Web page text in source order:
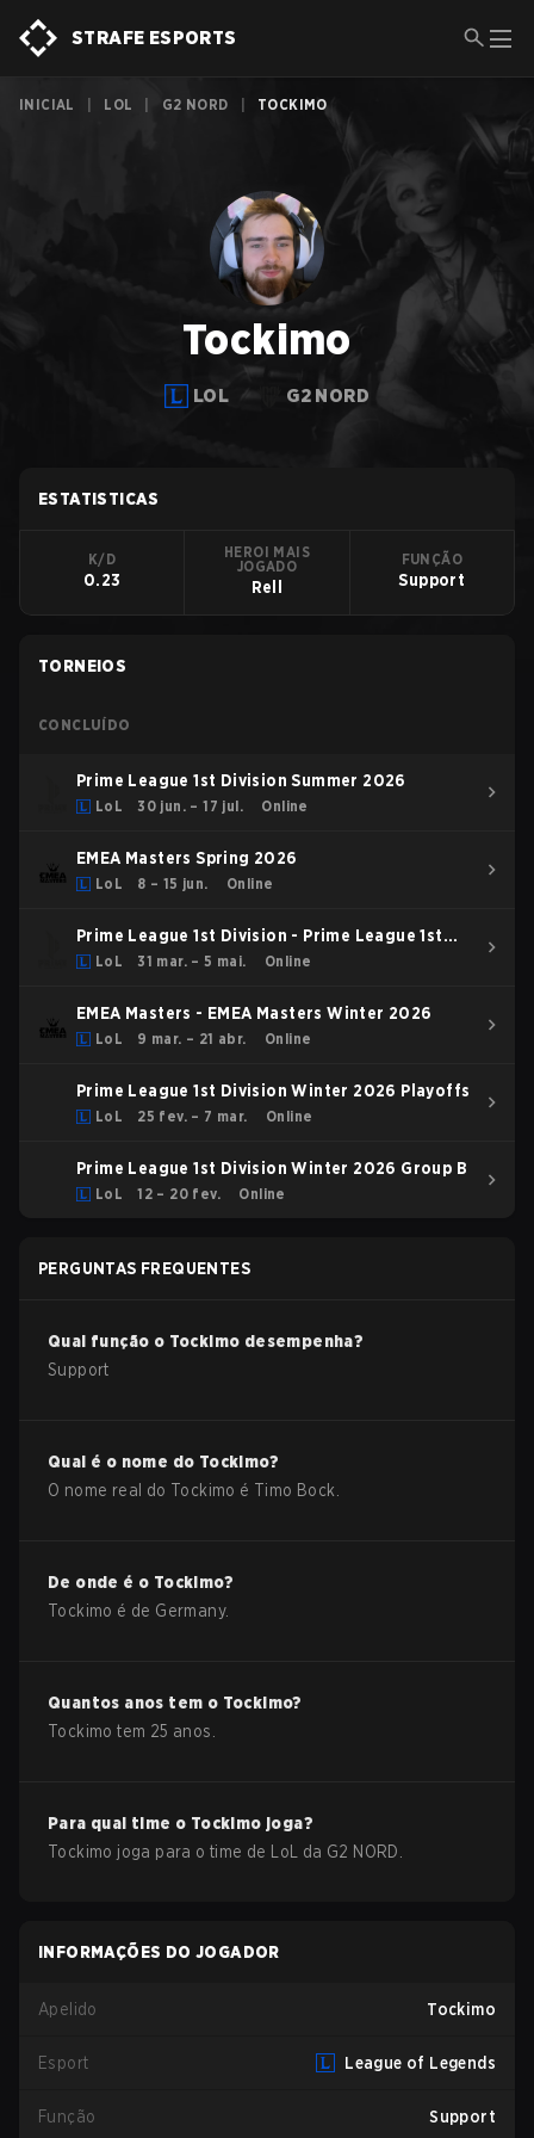
STRAFE ESPORTS
INICIAL LOL G2 NORD TOCKIMO
Tockimo
LOL G2 NORD
ESTATISTICAS
K/D
0.23
HEROI MAIS
JOGADO
Rell
FUNÇÃO
Support
TORNEIOS
CONCLUÍDO
Prime League 1st Division Summer 2026
LoL 30 jun. – 17 jul. Online
EMEA Masters Spring 2026
LoL 8 – 15 jun. Online
Prime League 1st Division - Prime League 1st
Division Spring 2026
LoL 31 mar. – 5 mai. Online
EMEA Masters - EMEA Masters Winter 2026
LoL 9 mar. – 21 abr. Online
Prime League 1st Division Winter 2026 Playoffs
LoL 25 fev. – 7 mar. Online
Prime League 1st Division Winter 2026 Group B
LoL 12 – 20 fev. Online
PERGUNTAS FREQUENTES
Qual função o Tockimo desempenha?
Support
Qual é o nome do Tockimo?
O nome real do Tockimo é Timo Bock
De onde é o Tockimo?
Tockimo é de Germany.
Quantos anos tem o Tockimo?
Tockimo tem 25 anos.
Para qual time o Tockimo joga?
Tockimo joga para o time de LoL da G2 NORD
INFORMAÇÕES DO JOGADOR
Apelido Tockimo
Esport League of Legends
Função Support